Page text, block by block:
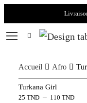
Accueil Afro
Turkana Girl
25 TND – 110 TND